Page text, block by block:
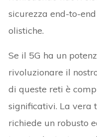
sicurezza end-to-
olistiche.
Se il 5G ha un
rivoluzionare il
di queste reti è
significativi. La vera
richiede un robusto